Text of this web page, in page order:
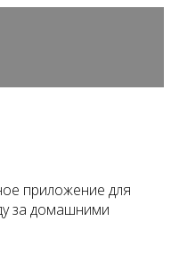
приложение для
за домашними